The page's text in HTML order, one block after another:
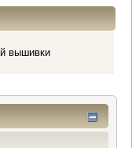
вышивки